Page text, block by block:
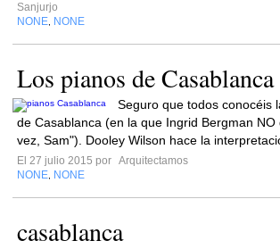
Sanjurjo
NONE NONE
Los pianos de Casablanca
Seguro que todos conocéis
de Casablanca (en la que Ingrid Bergman NO
vez, Sam"). Dooley Wilson hace la
El 27 julio 2015 por Arquitectamos
NONE NONE
casablanca